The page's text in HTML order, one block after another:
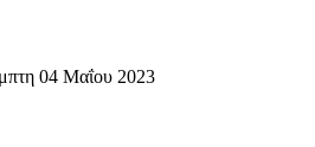
04 Μαΐου 2023